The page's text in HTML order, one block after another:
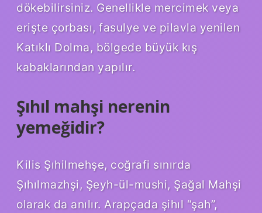
dökebilirsiniz. Genellikle mercimek veya
erişte çorbası, fasulye ve pilavla yenilen
Katıklı Dolma, bölgede büyük kış
kabaklarından yapılır.
Şıhıl mahşi nerenin
yemeğidir?
Kilis Şıhilmehşe, coğrafi sınırda
Şıhılmazhşi, Şeyh-ül-mushi, Şağal Mahşi
olarak da anılır. Arapçada şihıl “şah”,